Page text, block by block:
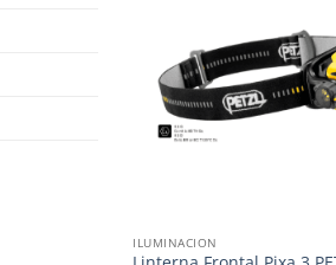
ILUMINACION